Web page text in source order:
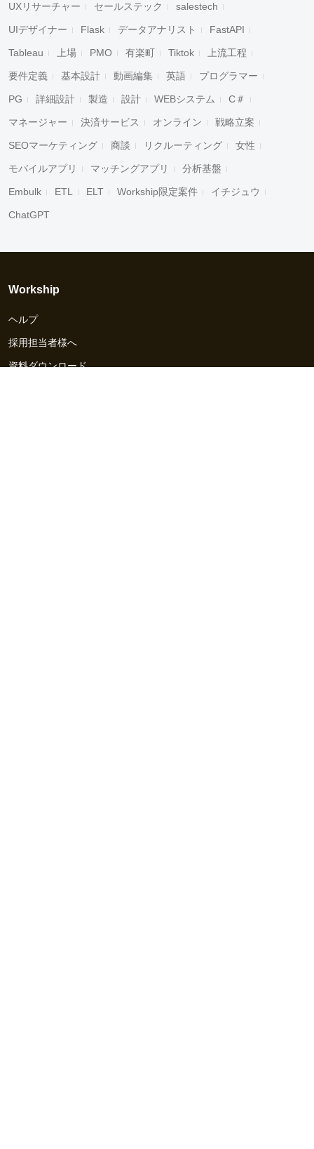
UXリサーチャー セールステック salestech
UIデザイナー Flask データアナリスト FastAPI
Tableau 上場 PMO 有楽町 Tiktok 上流工程
要件定義 基本設計 動画編集 英語 プログラマー
PG 詳細設計 製造 設計 WEBシステム C＃
マネージャー 決済サービス オンライン 戦略立案
SEOマーケティング 商談 リクルーティング 女性
モバイルアプリ マッチングアプリ 分析基盤
Embulk ETL ELT Workship限定案件 イチジュウ
ChatGPT
Workship
ヘルプ
採用担当者様へ
資料ダウンロード